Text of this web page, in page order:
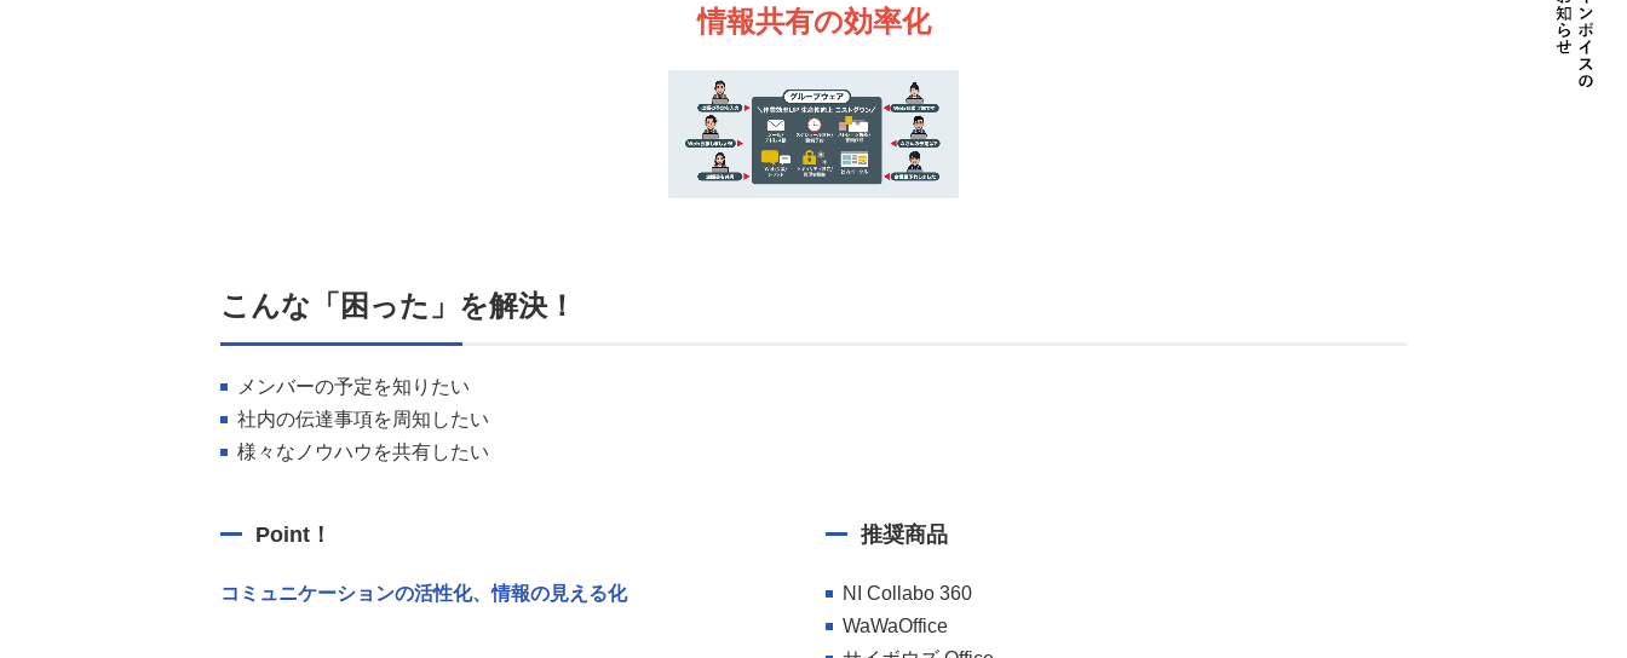
情報共有の効率化
こんな「困った」を解決！
メンバーの予定を知りたい
社内の伝達事項を周知したい
様々なノウハウを共有したい
Point！
コミュニケーションの活性化、情報の見える化
推奨商品
NI Collabo 360
WaWaOffice